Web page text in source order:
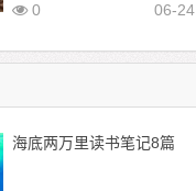
06-24
0
海底两万里读书笔记8篇